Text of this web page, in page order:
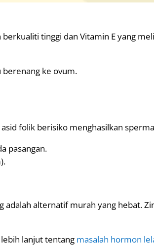
tinggi dan Vitamin E yang
ke ovum.
folik berisiko menghasilkan
pasangan.
alternatif murah yang hebat.
lanjut tentang masalah hormon